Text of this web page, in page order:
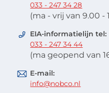
033 - 247 34 28
(ma - vrij van 9.00 -
EIA-informatielijn tel:
033 - 247 34 44
(ma geopend van
E-mail:
info@nobco.nl